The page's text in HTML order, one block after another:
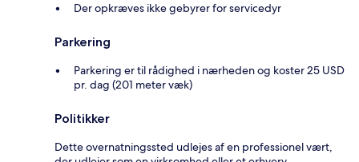
Der opkræves ikke gebyrer for servicedyr
Parkering
Parkering er til rådighed i nærheden og koster 25 USD
pr. dag (201 meter væk)
Politikker
Dette overnatningssted udlejes af en professionel vært,